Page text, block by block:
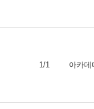
1/1 아카데